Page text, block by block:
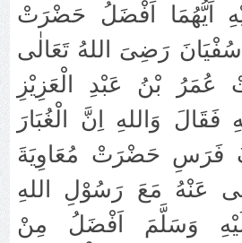
اَيُّهُمَا اَفْضَلُ حَضْرَتْ
رَضِىَ اللهُ تَعَالٰى
بْنُ عَبْدِ الْعَزِيْزِ
فَقَالَ وَاللهِ اِنَّ الْغُبَارَ
فَرَسِ حَضْرَتْ مُعَاوِيَةَ
عَنْهُ مَعَ رَسُوْلِ اللهِ
وَسَلَّمَ اَفْضَلُ مِنْ